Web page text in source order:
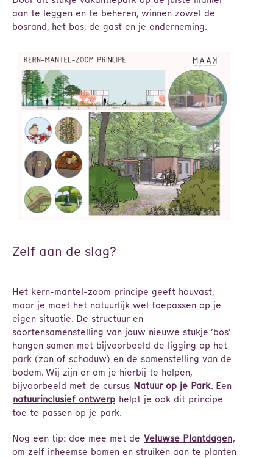
aan te leggen en te beheren, winnen zowel de
bosrand, het bos, de gast en je onderneming.
Zelf aan de slag?
Het kern-mantel-zoom principe geeft houvast,
maar je moet het natuurlijk wel toepassen op je
eigen situatie. De structuur en
soortensamenstelling van jouw nieuwe stukje ‘bos’
hangen samen met bijvoorbeeld de ligging op het
park (zon of schaduw) en de samenstelling van de
bodem. Wij zijn er om je hierbij te helpen,
bijvoorbeeld met de cursus Natuur op je Park. Een
natuurinclusief ontwerp helpt je ook dit principe
toe te passen op je park.
Nog een tip: doe mee met de Veluwse Plantdagen,
om zelf inheemse bomen en struiken aan te planten